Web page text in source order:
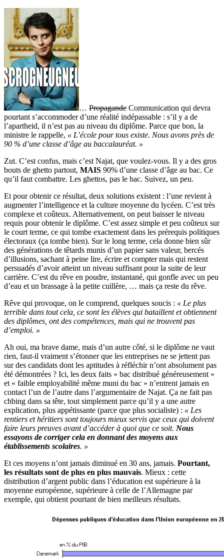
… Propagande Communication qui devra
pourtant s’accommoder d’une réalité indépassable : s’il y a de
l’apartheid, il n’est pas au niveau du diplôme. Parce que bon, la
ministre le rappelle, « L’école pour tous existe. Nous avons près de
90 % d’une classe d’âge au baccalauréat. »
Zut. C’est confus, mais c’est Najat, que voulez-vous. Il y a des gros
bouts de ghetto partout, MAIS 90% d’une classe d’âge au bac. Ce
qu’il faut combattre. Les ghettos, pas le bac. Suivez, un peu.
Et pour obtenir ce résultat, deux solutions existent : l’une revient à
augmenter l’intelligence et la culture moyenne du lycéen. C’est très
complexe et coûteux. Alternativement, on peut baisser le niveau
requis pour obtenir le diplôme. C’est assez simple et peu coûteux sur
le court terme, ce qui tombe exactement dans les prérequis politiques
électoraux (ça tombe bien). Sur le long terme, cela donne bien sûr
des générations de têtards munis d’un papier sans valeur, bercés
d’illusions, sachant à peine lire, écrire et compter mais qui restent
persuadés d’avoir atteint un niveau suffisant pour la suite de leur
carrière. C’est du rêve en poudre, instantané, qui gonfle avec un peu
d’eau et un brassage à la petite cuillère, … mais ça reste du rêve.
Rêve qui provoque, on le comprend, quelques soucis : « Le plus
terrible dans tout cela, ce sont les élèves qui bataillent et obtiennent
des diplômes, ont des compétences, mais qui ne trouvent pas
d’emploi. »
Ah oui, ma brave dame, mais d’un autre côté, si le diplôme ne vaut
rien, faut-il vraiment s’étonner que les entreprises ne se jettent pas
sur des candidats dont les aptitudes à réfléchir n’ont absolument pas
été démontrées ? Ici, les deux faits « bac distribué généreusement »
et « faible employabilité même muni du bac » n’entrent jamais en
contact l’un de l’autre dans l’argumentaire de Najat. Ça ne fait pas
chbing dans sa tête, tout simplement parce qu’il y a une autre
explication, plus appétissante (parce que plus socialiste) : « Les
rentiers et héritiers sont toujours mieux servis que ceux qui doivent
faire leurs preuves avant d’accéder à quoi que ce soit. Nous
essayons de corriger cela en donnant des moyens aux
établissements scolaires. »
Et ces moyens n’ont jamais diminué en 30 ans, jamais. Pourtant,
les résultats sont de plus en plus mauvais. Mieux : cette
distribution d’argent public dans l’éducation est supérieure à la
moyenne européenne, supérieure à celle de l’Allemagne par
exemple, qui obtient pourtant de bien meilleurs résultats.